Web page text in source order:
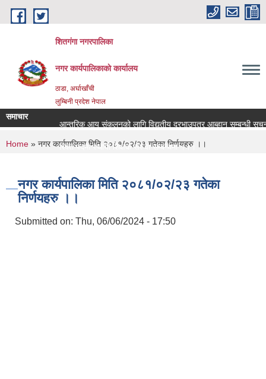
Skip to main content
शितगंगा नगरपालिका
नगर कार्यपालिकाकाे कार्यालय
ठाडा, अर्घाखाँची
लुम्बिनी प्रदेश नेपाल
समाचार
आन्तरिक आय संकलनको लागि विद्युतीय दरभाउपत्र आब्हान सम्बन्धी
रिक्त पदमा स्थायी शिक्षक सरुवा सम्बन्धमा ।।।
You are here
Home » नगर कार्यपालिका मिति २०८१/०२/२३ गतेका निर्णयहरु ।।
नगर कार्यपालिका मिति २०८१/०२/२३ गतेका
निर्णयहरु ।।
Submitted on: Thu, 06/06/2024 - 17:50